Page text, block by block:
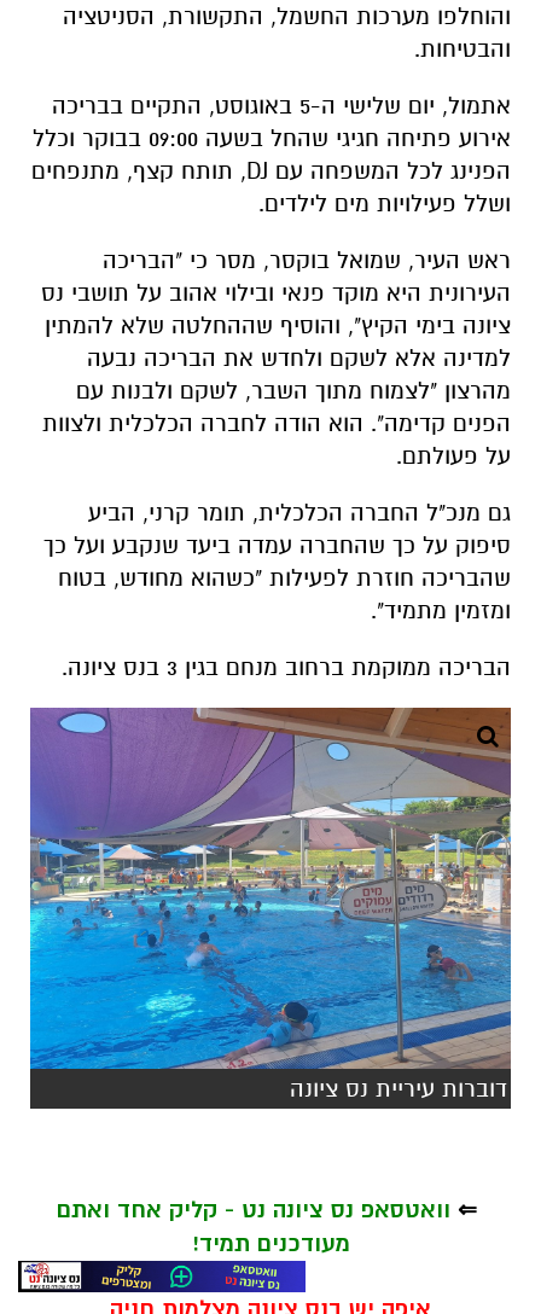
והוחלפו מערכות החשמל, התקשורת, הסניטציה
והבטיחות.
אתמול, יום שלישי ה-5 באוגוסט, התקיים בבריכה
אירוע פתיחה חגיגי שהחל בשעה 09:00 בבוקר וכלל
הפנינג לכל המשפחה עם DJ, תותח קצף, מתנפחים
ושלל פעילויות מים לילדים.
ראש העיר, שמואל בוקסר, מסר כי "הבריכה
העירונית היא מוקד פנאי ובילוי אהוב על תושבי נס
ציונה בימי הקיץ", והוסיף שההחלטה שלא להמתין
למדינה אלא לשקם ולחדש את הבריכה נבעה
מהרצון "לצמוח מתוך השבר, לשקם ולבנות עם
הפנים קדימה". הוא הודה לחברה הכלכלית ולצוות
על פעולתם.
גם מנכ"ל החברה הכלכלית, תומר קרני, הביע
סיפוק על כך שהחברה עמדה ביעד שנקבע ועל כך
שהבריכה חוזרת לפעילות "כשהוא מחודש, בטוח
ומזמין מתמיד".
הבריכה ממוקמת ברחוב מנחם בגין 3 בנס ציונה.
דוברות עיריית נס ציונה
⇐ וואטסאפ נס ציונה נט - קליק אחד ואתם
מעודכנים תמיד!